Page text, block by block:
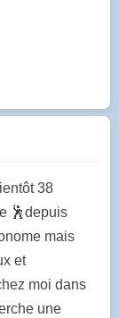
38
🕺depuis
mais
et
moi dans
une